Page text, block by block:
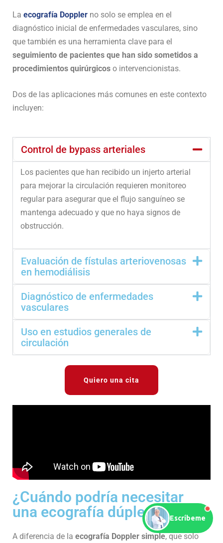
La ecografía Doppler no solo se emplea en el
diagnóstico inicial de enfermedades vasculares, sino
que también es una herramienta clave para el
seguimiento de pacientes que han sido sometidos a
procedimientos quirúrgicos o intervencionistas.
Dos de las aplicaciones más comunes en este contexto
incluyen:
Control de bypass arteriales
Los pacientes que han recibido un injerto arterial
para mejorar la circulación requieren monitoreo
regular para asegurar que el flujo sanguíneo se
mantenga adecuado y que no haya signos de
obstrucción.
Evaluación de fístulas arteriovenosas
en hemodiálisis
Diagnóstico de enfermedades
vasculares
Uso en estudios generales de
circulación
Quiero una cita
¿Cuándo podría necesitar
una ecografía dúplex?
A diferencia de la ecografía Doppler simple, que solo
Escríbeme